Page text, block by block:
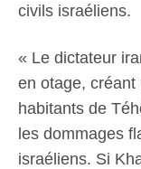
civils israéliens.
« Le dictateur
en otage,
habitants de
les dommages
israéliens. Si